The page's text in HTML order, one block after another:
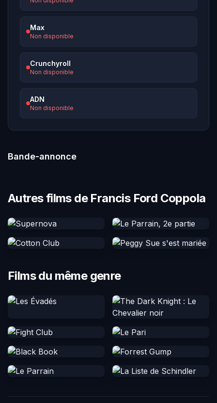
Max
Non disponible
Crunchyroll
Non disponible
ADN
Non disponible
Bande-annonce
Autres films de Francis Ford Coppola
Films du même genre